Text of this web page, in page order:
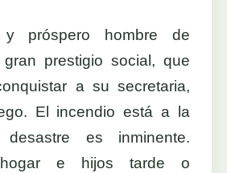
próspero hombre de
prestigio social, que
a su secretaria,
El incendio está a la
es inminente.
hogar e hijos tarde o